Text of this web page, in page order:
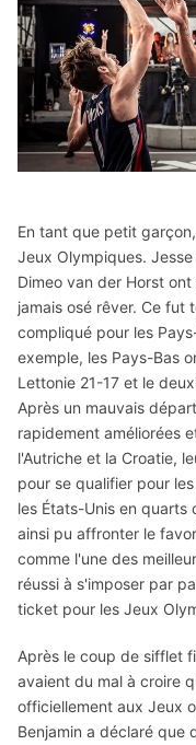
En tant que petit
Jeux Olympiques.
Dimeo van der Horst
jamais osé rêver. Ce fut
compliqué pour les
exemple, les Pays-Bas
Lettonie 21-17 et le
Après un mauvais
rapidement améliorées
l'Autriche et la Croatie,
pour se qualifier pour
les États-Unis en quarts
ainsi pu affronter le
comme l'une des
réussi à s'imposer par
ticket pour les Jeux
Après le coup de sifflet
avaient du mal à croire
officiellement aux Jeux
Benjamin a déclaré que